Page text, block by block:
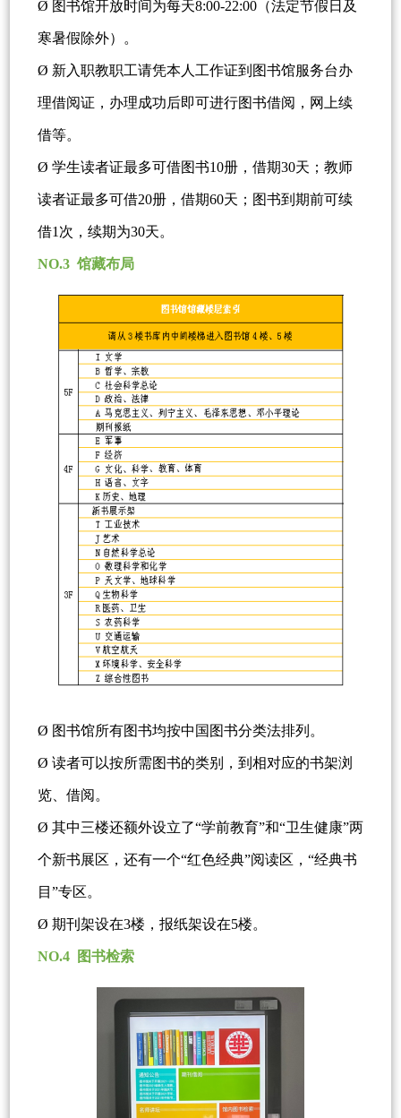
Ø 图书馆开放时间为每天8:00-22:00（法定节假日及
寒暑假除外）。
Ø 新入职教职工请凭本人工作证到图书馆服务台办
理借阅证，办理成功后即可进行图书借阅，网上续
借等。
Ø 学生读者证最多可借图书10册，借期30天；教师
读者证最多可借20册，借期60天；图书到期前可续
借1次，续期为30天。
NO.3 馆藏布局
Ø 图书馆所有图书均按中国图书分类法排列。
Ø 读者可以按所需图书的类别，到相对应的书架浏
览、借阅。
Ø 其中三楼还额外设立了“学前教育”和“卫生健康”两
个新书展区，还有一个“红色经典”阅读区，“经典书
目”专区。
Ø 期刊架设在3楼，报纸架设在5楼。
NO.4 图书检索